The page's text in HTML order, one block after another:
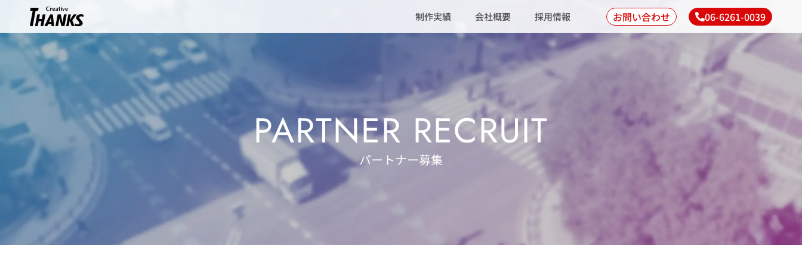
制作実績 会社概要 採用情報 お問い合わせ 06-6261-0039
PARTNER RECRUIT
パートナー募集